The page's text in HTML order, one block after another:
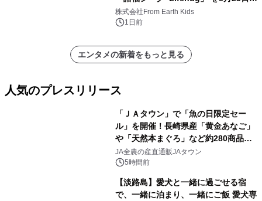
(日)開催
株式会社From Earth Kids
1日前
エンタメの新着をもっと見る
人気のプレスリリース
「ＪＡタウン」で「魚の日限定セー
ル」を開催！長崎県産「黄金あなご」
や「天然本まぐろ」など約280商品を
販売！～毎月１０日の定例企画～
JA全農の産直通販JAタウン
5時間前
【淡路島】愛犬と一緒に過ごせる宿
で、一緒に泊まり、一緒にご飯 愛犬専